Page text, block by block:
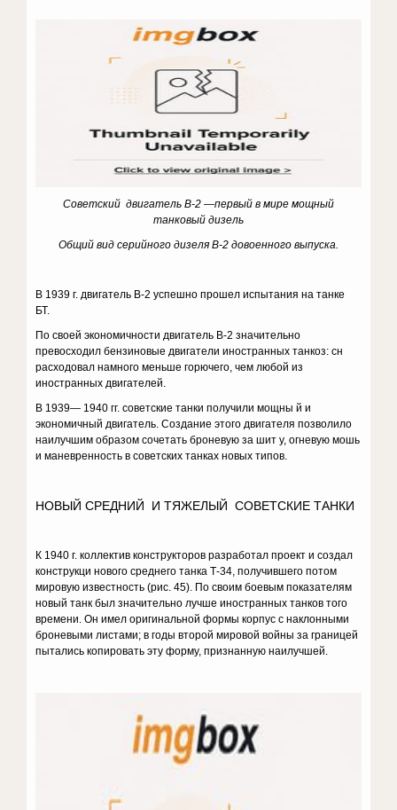
Советский двигатель В-2 —первый в мире мощный
танковый дизель
Общий вид серийного дизеля В-2 довоенного выпуска.
В 1939 г. двигатель В-2 успешно прошел испытания на танке
БТ.
По своей экономичности двигатель В-2 значительно
превосходил бензиновые двигатели иностранных танкоз: сн
расходовал намного мень­ше горючего, чем любой из
иностранных двигателей.
В 1939— 1940 гг. советские танки получили мощны й и
экономичный двигатель. Создание этого двига­теля позволило
наилучшим образом сочетать бро­невую за шит у, огневую мошь
и маневренность в со­ветских танках новых типов.
НОВЫЙ СРЕДНИЙ И ТЯЖЕЛЫЙ СОВЕТСКИЕ ТАНКИ
К 1940 г. коллектив конструкторов разработал проект и создал
кон­струкци нового среднего танка Т-34, получившего потом
мировую из­вестность (рис. 45). По своим боевым показателям
новый танк был зна­чительно лучше иностранных танков того
времени. Он имел оригиналь­ной формы корпус с наклонными
броневыми листами; в годы второй мировой войны за границей
пытались копировать эту форму, признанную наилучшей.